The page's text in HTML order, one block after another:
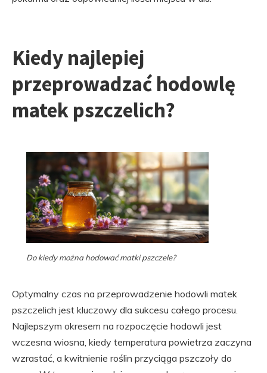
Kiedy najlepiej
przeprowadzać hodowlę
matek pszczelich?
Do kiedy można hodować matki pszczele?
Optymalny czas na przeprowadzenie hodowli matek
pszczelich jest kluczowy dla sukcesu całego procesu.
Najlepszym okresem na rozpoczęcie hodowli jest
wczesna wiosna, kiedy temperatura powietrza zaczyna
wzrastać, a kwitnienie roślin przyciąga pszczoły do